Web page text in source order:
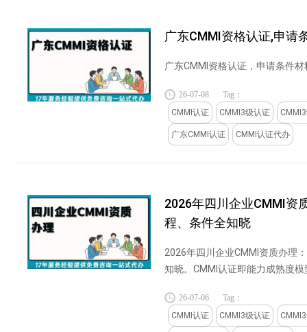
广东CMMI资格认证,申请
广东CMMI资格认证，申请条件材
26-07-08
Tag：
CMMI认证
CMMI3级认证
广东CMMI认证 CMMI认证代办
2026年四川企业CMMI资
程、条件全知晓
2026年四川企业CMMI资质办理
知晓。CMMI认证即能力成熟度
梅隆大学软件工程研究所（SEI）
26-07-06
Tag：
CMMI认证
CMMI3级认证